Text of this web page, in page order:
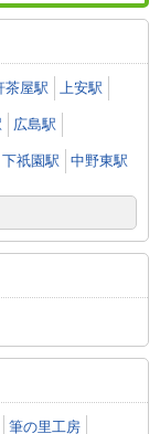
茶屋駅 上安駅
広島駅
下祇園駅 中野東駅
筆の里工房